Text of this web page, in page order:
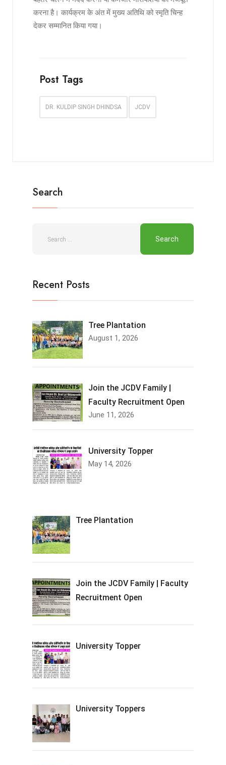
करना है। कार्यक्रम के अंत में मुख्य अतिथि को स्मृति चिन्ह
देकर सम्मानित किया गया।
Post Tags
DR. KULDIP SINGH DHINDSA JCDV
Search
Recent Posts
Tree Plantation
August 1, 2026
Join the JCDV Family |
Faculty Recruitment Open
June 11, 2026
University Topper
May 14, 2026
Tree Plantation
Join the JCDV Family | Faculty
Recruitment Open
University Topper
University Toppers